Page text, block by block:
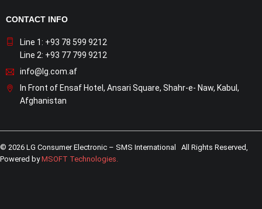
CONTACT INFO
Line 1: +93 78 599 9212
Line 2: +93 77 799 9212
info@lg.com.af
In Front of Ensaf Hotel, Ansari Square, Shahr-e- Naw, Kabul,
Afghanistan
© 2026 LG Consumer Electronic – SMS International All Rights Reserved,
Powered byMSOFT Technologies.